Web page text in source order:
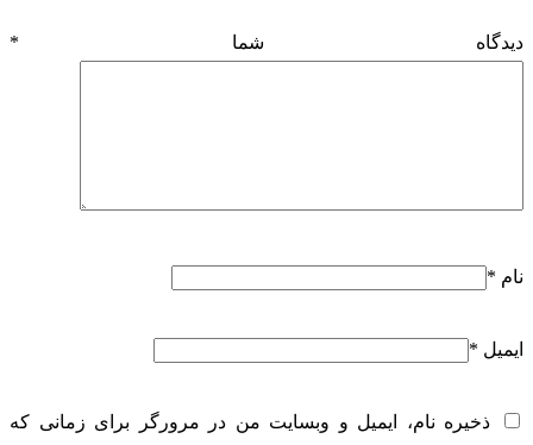
دیدگاه شما *
نام *
ایمیل *
ذخیره نام، ایمیل و وبسایت من در مرورگر برای زمانی که